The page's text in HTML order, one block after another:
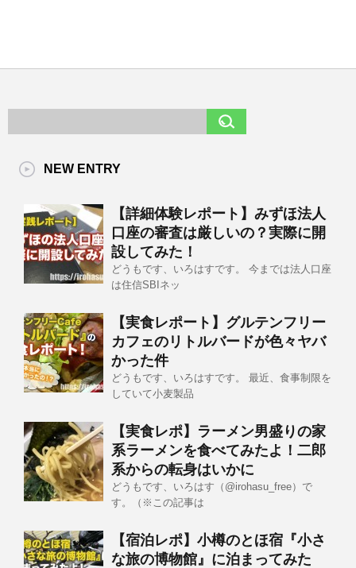
NEW ENTRY
【詳細体験レポート】みずほ法人
口座の審査は厳しいの？実際に開
設してみた！
どうもです、いろはすです。 今までは法人口座
は住信SBIネッ
【実食レポート】グルテンフリー
カフェのリトルバードが色々ヤバ
かった件
どうもです、いろはすです。 最近、食事制限を
していて小麦製品
【実食レポ】ラーメン男盛りの家
系ラーメンを食べてみたよ！二郎
系からの転身はいかに
どうもです、いろはす（@irohasu_free）で
す。（※この記事は
【宿泊レポ】小樽のとほ宿『小さ
な旅の博物館』に泊まってみた